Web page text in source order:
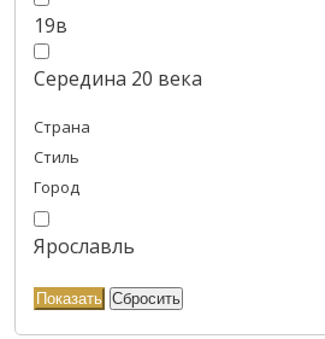
19в
Середина 20 века
Страна
Стиль
Город
Ярославль